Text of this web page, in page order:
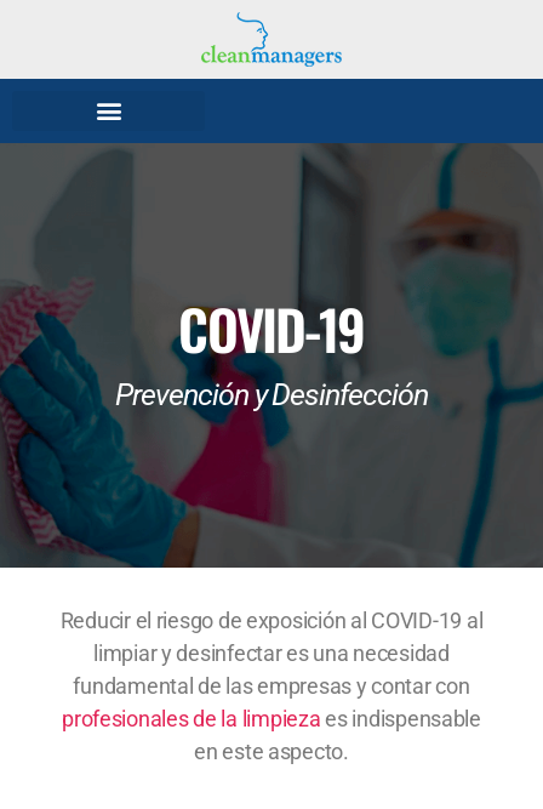
COVID-19
Prevención y Desinfección
Reducir el riesgo de exposición al COVID-19 al
limpiar y desinfectar es una necesidad
fundamental de las empresas y contar con
profesionales de la limpieza es indispensable
en este aspecto.